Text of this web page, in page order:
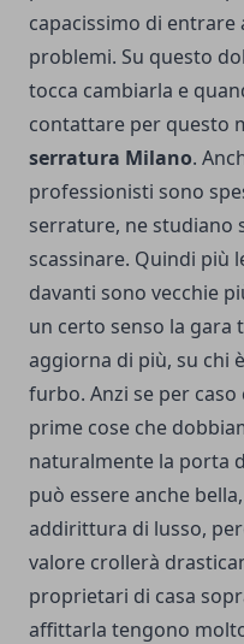
capacissimo di entrare
problemi. Su questo
tocca cambiarla e
contattare per questo
serratura Milano.
professionisti sono
serrature, ne studiano
scassinare. Quindi più
davanti sono vecchie
un certo senso la gara
aggiorna di più, su chi
furbo. Anzi se per
prime cose che
naturalmente la porta
può essere anche
addirittura di lusso,
valore crollerà
proprietari di casa
affittarla tengono